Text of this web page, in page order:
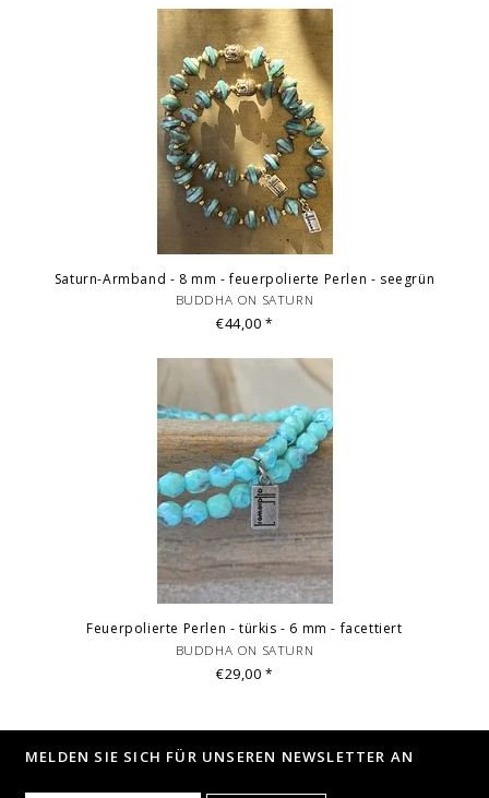
Saturn-Armband - 8 mm - feuerpolierte Perlen - seegrün
BUDDHA ON SATURN
€44,00*
Feuerpolierte Perlen - türkis - 6 mm - facettiert
BUDDHA ON SATURN
€29,00*
MELDEN SIE SICH FÜR UNSEREN NEWSLETTER AN